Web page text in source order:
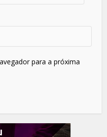
para a próxima